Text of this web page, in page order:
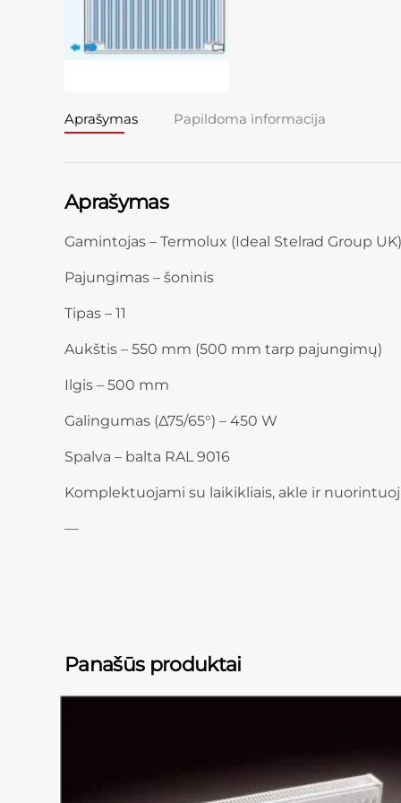
Aprašymas Papildoma informacija
Aprašymas
Gamintojas – Termolux (Ideal Stelrad Group UK)
Pajungimas – šoninis
Tipas – 11
Aukštis – 550 mm (500 mm tarp pajungimų)
Ilgis – 500 mm
Galingumas (Δ75/65°) – 450 W
Spalva – balta RAL 9016
Komplektuojami su laikikliais, akle ir
—
Panašūs produktai